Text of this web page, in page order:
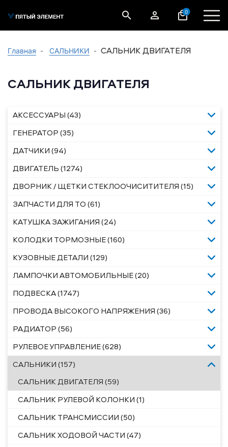
0
Главная САЛЬНИКИ САЛЬНИК ДВИГАТЕЛЯ
САЛЬНИК ДВИГАТЕЛЯ
АКСЕССУАРЫ (43)
ГЕНЕРАТОР (35)
ДАТЧИКИ (94)
ДВИГАТЕЛЬ (1274)
ДВОРНИК / ЩЕТКИ СТЕКЛООЧИСИТИТЕЛЯ (15)
ЗАПЧАСТИ ДЛЯ ТО (61)
КАТУШКА ЗАЖИГАНИЯ (24)
КОЛОДКИ ТОРМОЗНЫЕ (160)
КУЗОВНЫЕ ДЕТАЛИ (129)
ЛАМПОЧКИ АВТОМОБИЛЬНЫЕ (20)
ПОДВЕСКА (1747)
ПРОВОДА ВЫСОКОГО НАПРЯЖЕНИЯ (36)
РАДИАТОР (56)
РУЛЕВОЕ УПРАВЛЕНИЕ (628)
САЛЬНИКИ (157)
САЛЬНИК ДВИГАТЕЛЯ (59)
САЛЬНИК РУЛЕВОЙ КОЛОНКИ (1)
САЛЬНИК ТРАНСМИССИИ (50)
САЛЬНИК ХОДОВОЙ ЧАСТИ (47)